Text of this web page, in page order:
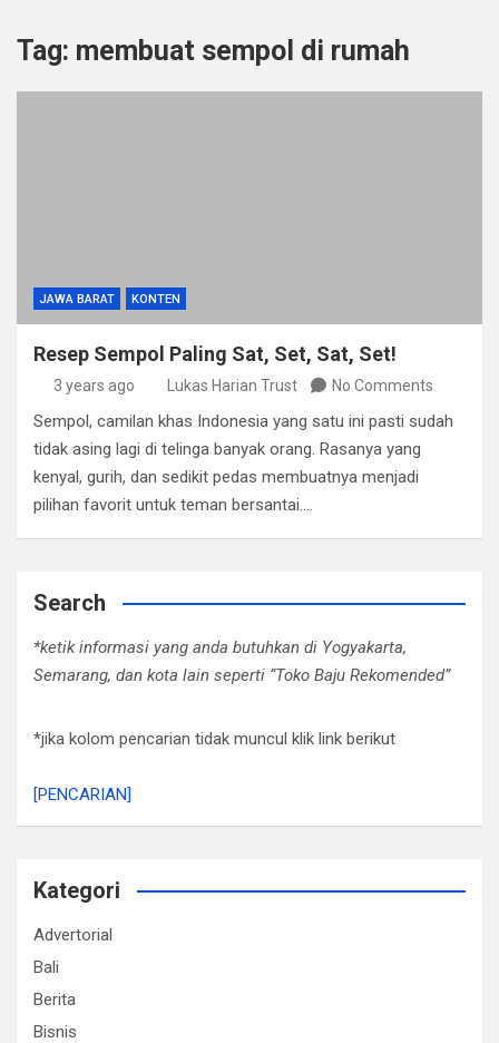
Tag: membuat sempol di rumah
JAWA BARAT KONTEN
Resep Sempol Paling Sat, Set, Sat, Set!
3 years ago Lukas Harian Trust No Comments
Sempol, camilan khas Indonesia yang satu ini pasti sudah
tidak asing lagi di telinga banyak orang. Rasanya yang
kenyal, gurih, dan sedikit pedas membuatnya menjadi
pilihan favorit untuk teman bersantai.…
Search
*ketik informasi yang anda butuhkan di Yogyakarta,
Semarang, dan kota lain seperti “Toko Baju Rekomended”
*jika kolom pencarian tidak muncul klik link berikut
[PENCARIAN]
Kategori
Advertorial
Bali
Berita
Bisnis